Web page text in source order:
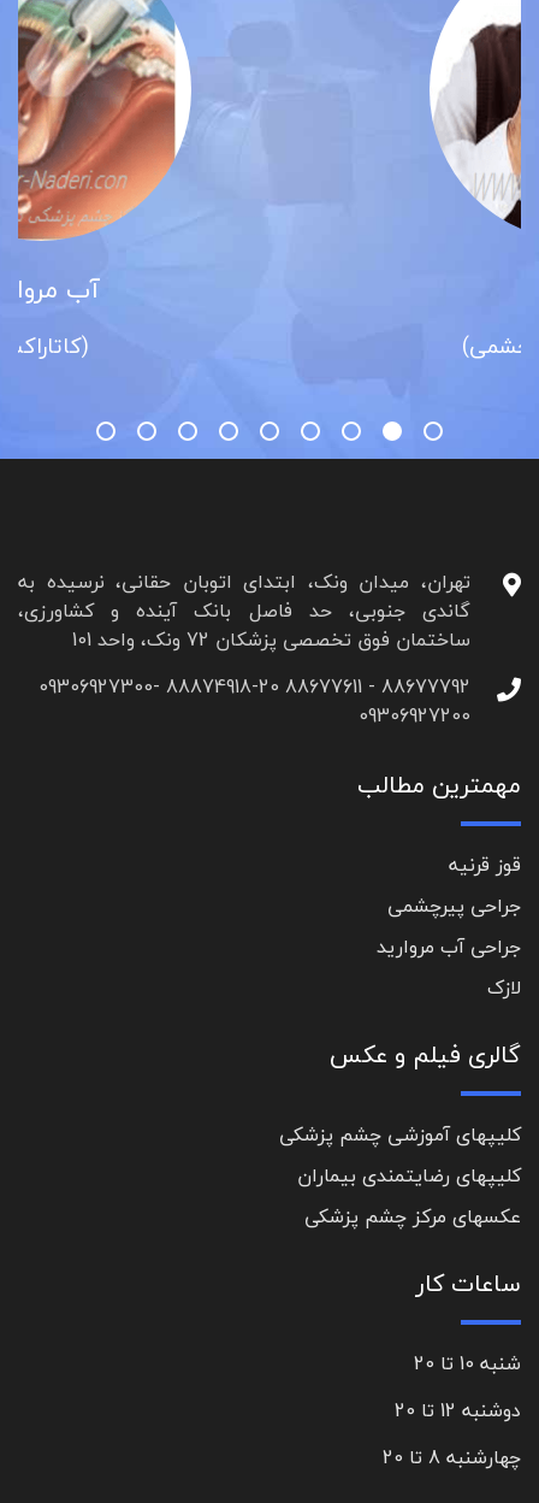
تهران، میدان ونک، ابتدای اتوبان حقانی، نرسیده به
گاندی جنوبی، حد فاصل بانک آینده و کشاورزی،
ساختمان فوق تخصصی پزشکان 72 ونک، واحد 101
88677792 - 88677611 88874918-20 09306927300-
09306927200
مهمترین مطالب
قوز قرنیه
جراحی پیرچشمی
جراحی آب مروارید
لازک
گالری فیلم و عکس
کلیپهای آموزشی چشم پزشکی
کلیپهای رضایتمندی بیماران
عکسهای مرکز چشم پزشکی
ساعات کار
شنبه 10 تا 20
دوشنبه 12 تا 20
چهارشنبه 8 تا 20